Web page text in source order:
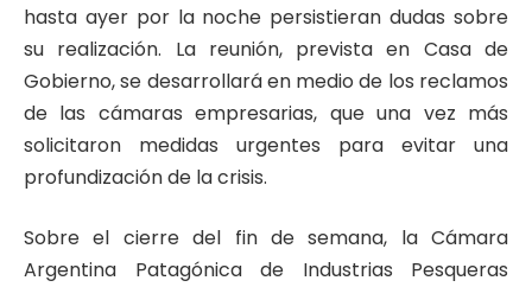
hasta ayer por la noche persistieran dudas sobre
su realización. La reunión, prevista en Casa de
Gobierno, se desarrollará en medio de los reclamos
de las cámaras empresarias, que una vez más
solicitaron medidas urgentes para evitar una
profundización de la crisis.
Sobre el cierre del fin de semana, la Cámara
Argentina Patagónica de Industrias Pesqueras